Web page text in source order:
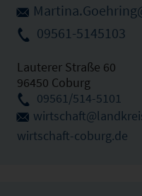
09561-5145103
Lauterer Straße 60
96450 Coburg
09561/514-5101
wirtschaft-coburg.de